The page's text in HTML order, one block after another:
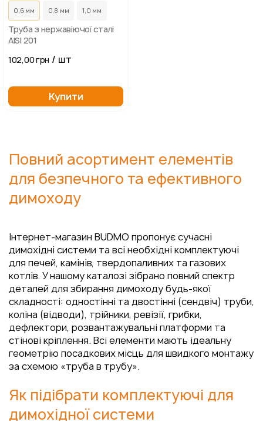
0,6 мм 0,8 мм 1,0 мм
Труба з нержавіючої сталі
AISI 201
102,00 грн / шт
Купити
Повний асортимент елементів
для безпечного та ефективного
димоходу
Інтернет-магазин BUDMO пропонує сучасні
димохідні системи та всі необхідні комплектуючі
для печей, камінів, твердопаливних та газових
котлів. У нашому каталозі зібрано повний спектр
деталей для збирання димоходу будь-якої
складності: одностінні та двостінні (сендвіч) труби,
коліна (відводи), трійники, ревізії, грибки,
дефлектори, розвантажувальні платформи та
стінові кріплення. Всі елементи мають ідеальну
геометрію посадкових місць для швидкого монтажу
за схемою «труба в трубу».
Як підібрати комплектуючі для
димохідної системи